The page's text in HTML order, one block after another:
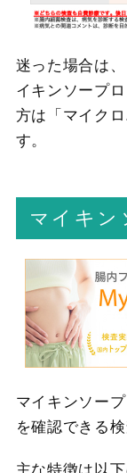
迷った場合は
イキンソープ
方は「マイク
す。
マイキン
マイキンソー
を確認できる検
主な特徴は以下